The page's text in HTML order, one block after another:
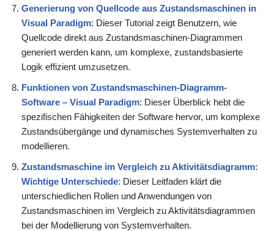
Generierung von Quellcode aus Zustandsmaschinen in
Visual Paradigm: Dieser Tutorial zeigt Benutzern, wie
Quellcode direkt aus Zustandsmaschinen-Diagrammen
generiert werden kann, um komplexe, zustandsbasierte
Logik effizient umzusetzen.
Funktionen von Zustandsmaschinen-Diagramm-
Software – Visual Paradigm: Dieser Überblick hebt die
spezifischen Fähigkeiten der Software hervor, um komplexe
Zustandsübergänge und dynamisches Systemverhalten zu
modellieren.
Zustandsmaschine im Vergleich zu Aktivitätsdiagramm:
Wichtige Unterschiede: Dieser Leitfaden klärt die
unterschiedlichen Rollen und Anwendungen von
Zustandsmaschinen im Vergleich zu Aktivitätsdiagrammen
bei der Modellierung von Systemverhalten.